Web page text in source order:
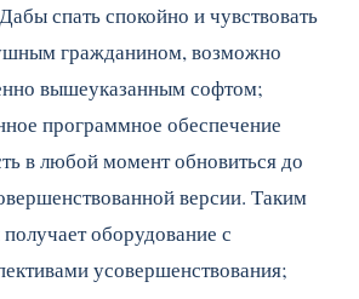
спать спокойно и чувствовать
гражданином, возможно
вышеуказанным софтом;
программное обеспечение
в любой момент обновиться до
версии. Таким
оборудование с
усовершенствования;